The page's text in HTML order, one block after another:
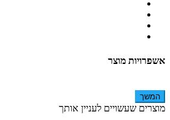
אשפרויות מוצר
המשך
מוצרים שעשויים לעניין אותך